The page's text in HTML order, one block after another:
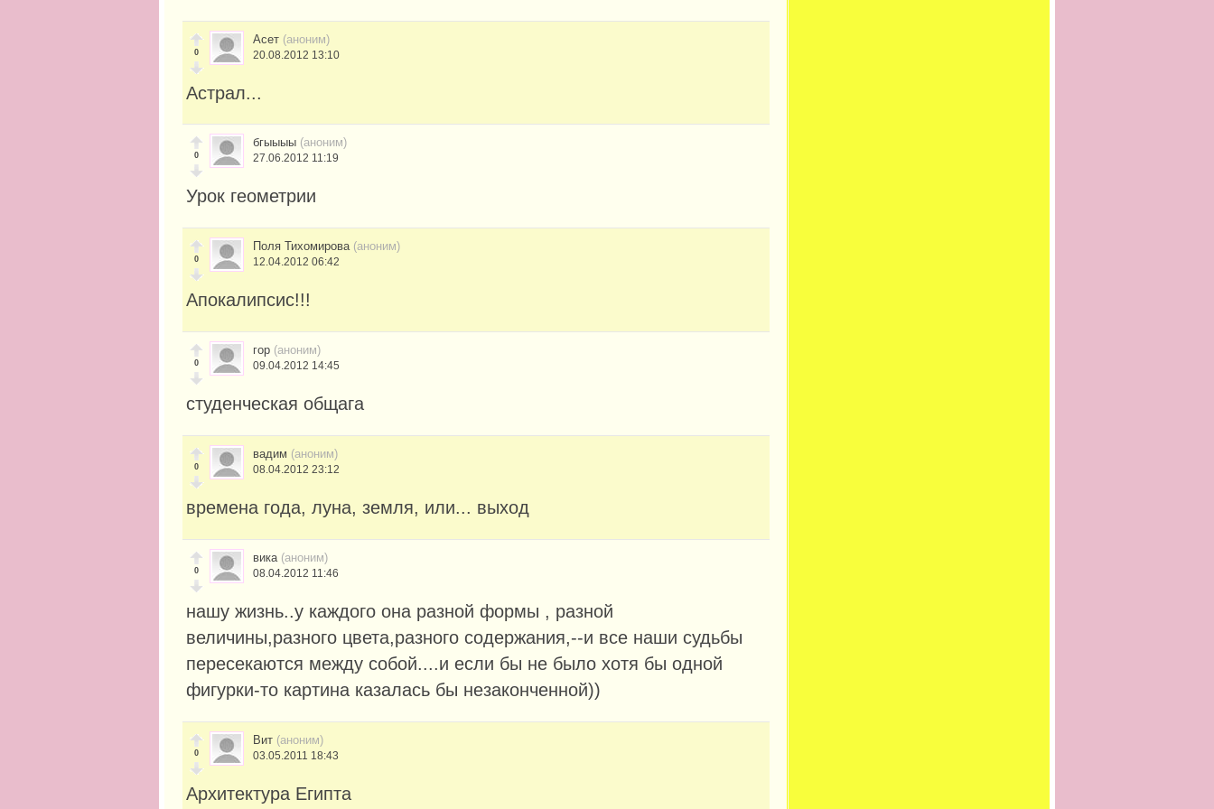
0
Асет (аноним)
20.08.2012 13:10
Астрал...
0
бгыыыы (аноним)
27.06.2012 11:19
Урок геометрии
0
Поля Тихомирова (аноним)
12.04.2012 06:42
Апокалипсис!!!
0
гор (аноним)
09.04.2012 14:45
студенческая общага
0
вадим (аноним)
08.04.2012 23:12
времена года, луна, земля, или... выход
0
вика (аноним)
08.04.2012 11:46
нашу жизнь..у каждого она разной формы , разной
величины,разного цвета,разного содержания,--и все наши судьбы
пересекаются между собой....и если бы не было хотя бы одной
фигурки-то картина казалась бы незаконченной))
0
Вит (аноним)
03.05.2011 18:43
Архитектура Египта